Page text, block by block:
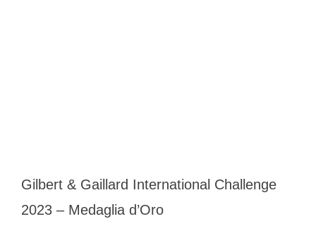
Gilbert & Gaillard International Challenge
2023 – Medaglia d’Oro